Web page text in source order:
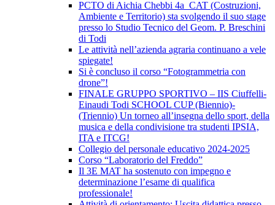
PCTO di Aichia Chebbi 4a_CAT (Costruzioni,
Ambiente e Territorio) sta svolgendo il suo stage
presso lo Studio Tecnico del Geom. P. Breschini
di Todi
Le attività nell’azienda agraria continuano a vele
spiegate!
Si è concluso il corso “Fotogrammetria con
drone”!
FINALE GRUPPO SPORTIVO – IIS Ciuffelli-
Einaudi Todi SCHOOL CUP (Biennio)-
(Triennio) Un torneo all’insegna dello sport, della
musica e della condivisione tra studenti IPSIA,
ITA e ITCG!
Collegio del personale educativo 2024-2025
Corso “Laboratorio del Freddo”
Il 3E MAT ha sostenuto con impegno e
determinazione l’esame di qualifica
professionale!